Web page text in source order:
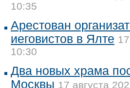
10:35
Арестован
иеговистов в Ялте
10:30
Два новых храма
Москвы 17 августа